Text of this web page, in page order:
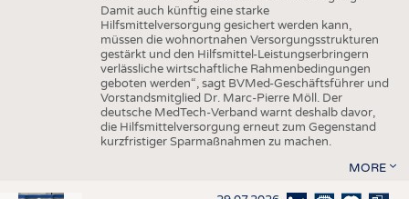
Damit auch künftig eine starke
Hilfsmittelversorgung gesichert werden kann,
müssen die wohnortnahen Versorgungsstrukturen
gestärkt und den Hilfsmittel-Leistungserbringern
verlässliche wirtschaftliche Rahmenbedingungen
geboten werden“, sagt BVMed-Geschäftsführer und
Vorstandsmitglied Dr. Marc-Pierre Möll. Der
deutsche MedTech-Verband warnt deshalb davor,
die Hilfsmittelversorgung erneut zum Gegenstand
kurzfristiger Sparmaßnahmen zu machen.
MORE